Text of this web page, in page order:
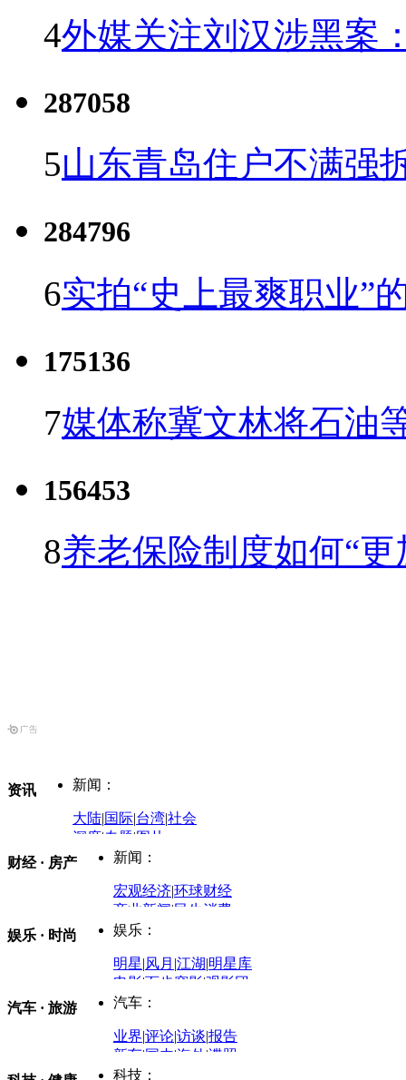
4外媒关注刘汉涉黑案
287058
5山东青岛住户不满强
284796
6实拍“史上最爽职业”
175136
7媒体称冀文林将石油
156453
8养老保险制度如何“
资讯 新闻：
大陆|国际|台湾|社会
深度|专题|图片
中国政要资料库
评论：
时事开讲
军事：
中国军情|环球军情
体育：
财经 · 房产 新闻：
宏观经济|环球财经
商业新闻|民生消费
商业评论|宏观分析
金融观察
股票：
娱乐 · 时尚 娱乐：
明星|风月 |江湖|明星库
电影|百步穿影|观影团
星座 塔罗
时尚：
汽车 · 旅游 汽车：
业界|评论|访谈|报告
新车|国内|海外 |谍照
购车 导购
科技：